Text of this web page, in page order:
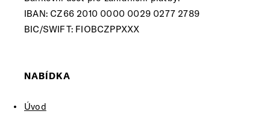
IBAN: CZ66 2010 0000 0029 0277 2789
BIC/SWIFT: FIOBCZPPXXX
NABÍDKA
Úvod